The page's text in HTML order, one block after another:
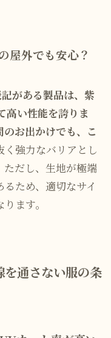
屋外でも安心？
がある製品は、紫
高い性能を誇りま
お出かけでも、こ
強力なバリアとし
だし、生地が極端
ため、適切なサイ
ます。
通さない服の条